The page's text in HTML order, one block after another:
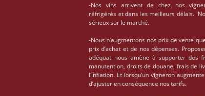
-Nos vins arrivent de chez nos
réfrigérés et dans les meilleurs délais.
sérieux sur le marché.
-Nous n’augmentons nos prix de vente
prix d’achat et de nos dépenses.
adéquat nous amène à supporter des
manutention, droits de douane, frais de
l’inflation. Et lorsqu’un vigneron
d’ajuster en conséquence nos tarifs.